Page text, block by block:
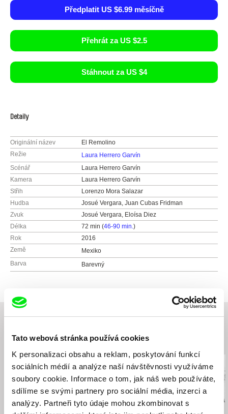
Tato webová stránka používá cookies
K personalizaci obsahu a reklam, poskytování funkcí
sociálních médií a analýze naší návštěvnosti využíváme
soubory cookie. Informace o tom, jak náš web používáte,
sdílíme se svými partnery pro sociální média, inzerci a
analýzy. Partneři tyto údaje mohou zkombinovat s
Předplatit US $6.99 měsíčně
Přehrát za US $2.5
Stáhnout za US $4
Detaily
Originální název
El Remolino
Režie
Laura Herrero Garvín
Scénář
Laura Herrero Garvín
Kamera
Laura Herrero Garvín
Střih
Lorenzo Mora Salazar
Hudba
Josué Vergara, Juan Cubas Fridman
Zvuk
Josué Vergara, Eloísa Diez
Délka
72 min (46-90 min.)
Rok
2016
Země
Mexiko
Barva
Barevný
Související filmy (20)